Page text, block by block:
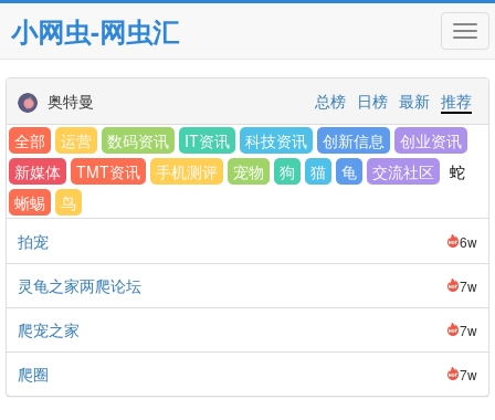
小网虫-网虫汇
奥特曼 推荐
最新
日榜
总榜
全部
运营 数码资讯 IT资讯 科技资讯 创新信息
创业资讯
新媒体
TMT资讯 手机测评 宠物 狗 猫 龟 交流社区
蛇
蜥蜴
鸟
拍宠
6w
灵龟之家两爬论坛 7w
爬宠之家 7w
爬圈 7w